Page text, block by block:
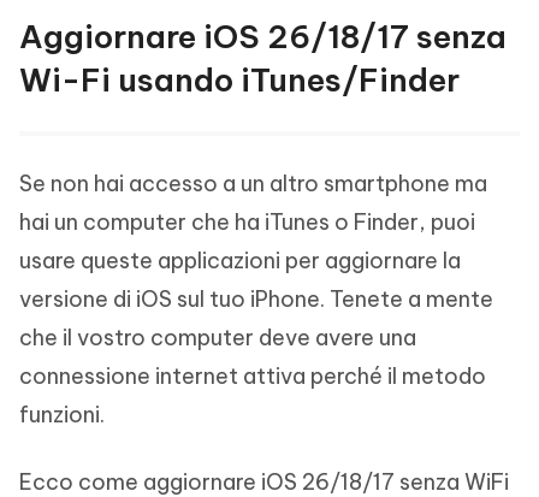
Aggiornare iOS 26/18/17 senza
Wi-Fi usando iTunes/Finder
Se non hai accesso a un altro smartphone ma
hai un computer che ha iTunes o Finder, puoi
usare queste applicazioni per aggiornare la
versione di iOS sul tuo iPhone. Tenete a mente
che il vostro computer deve avere una
connessione internet attiva perché il metodo
funzioni.
Ecco come aggiornare iOS 26/18/17 senza WiFi